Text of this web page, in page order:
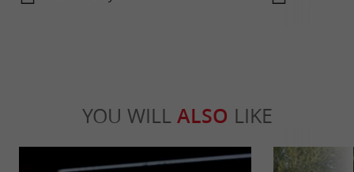
YOU WILL ALSO LIKE